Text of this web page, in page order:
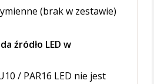
(brak w zestawie)
źródło LED w
/ PAR16 LED nie jest